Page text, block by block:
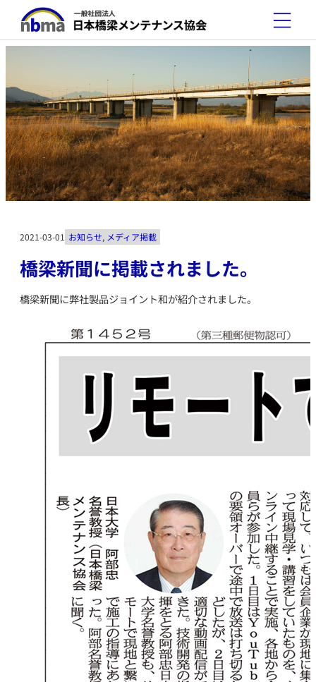
2021-03-01 お知らせ, メディア掲載
橋梁新聞に掲載されました。
橋梁新聞に弊社製品ジョイント和が紹介されました。